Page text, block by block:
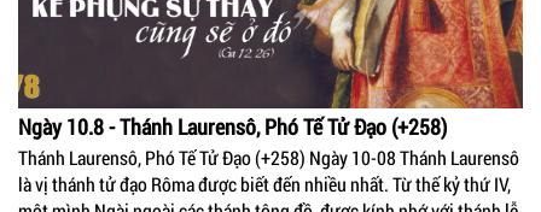
Ngày 10.8 - Thánh Laurensô, Phó Tế Tử Đạo (+258)
Thánh Laurensô, Phó Tế Tử Đạo (+258) Ngày 10-08 Thánh Laurensô
là vị thánh tử đạo Rôma được biết đến nhiều nhất. Từ thế kỷ thứ IV,